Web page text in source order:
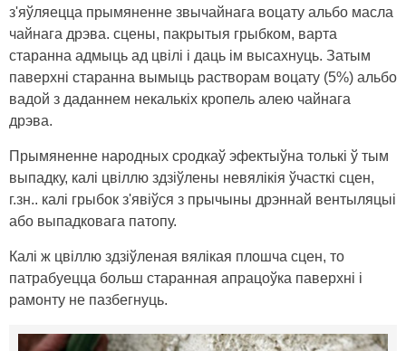
з'яўляецца прымяненне звычайнага воцату альбо масла
чайнага дрэва. сцены, пакрытыя грыбком, варта
старанна адмыць ад цвілі і даць ім высахнуць. Затым
паверхні старанна вымыць растворам воцату (5%) альбо
вадой з даданнем некалькіх кропель алею чайнага
дрэва.
Прымяненне народных сродкаў эфектыўна толькі ў тым
выпадку, калі цвіллю здзіўлены невялікія ўчасткі сцен,
г.зн.. калі грыбок з'явіўся з прычыны дрэннай вентыляцыі
або выпадковага патопу.
Калі ж цвіллю здзіўленая вялікая плошча сцен, то
патрабуецца больш старанная апрацоўка паверхні і
рамонту не пазбегнуць.